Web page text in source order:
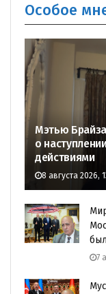
Особое
Мэтью
о
действиями
8 августа 2026,
7